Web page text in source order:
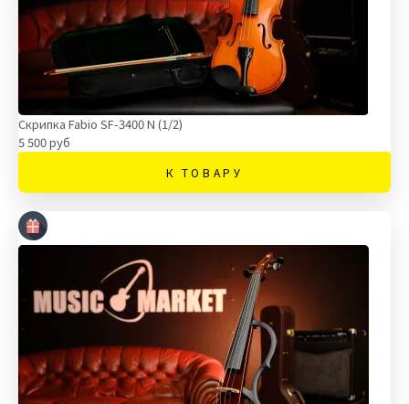
Скрипка Fabio SF-3400 N (1/2)
5 500 руб
К ТОВАРУ